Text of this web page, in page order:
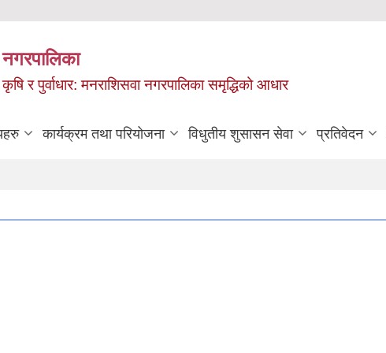
कृषि र पुर्वाधार: मनराशिसवा नगरपालिका समृद्धिको आधार
कार्यक्रम तथा परियोजना विधुतीय शुसासन सेवा प्रतिवेदन